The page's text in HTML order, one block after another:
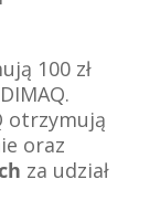
100 zł
otrzymują
oraz
za udział